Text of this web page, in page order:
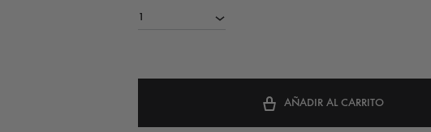
1
AÑADIR AL CARRITO